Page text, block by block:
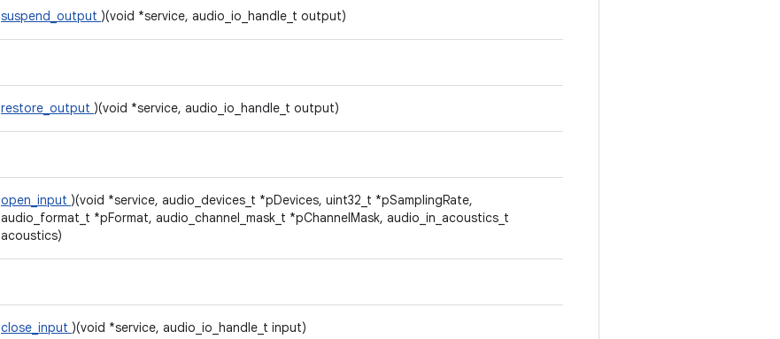
suspend_output )(void *service, audio_io_handle_t output)
restore_output )(void *service, audio_io_handle_t output)
open_input )(void *service, audio_devices_t *pDevices, uint32_t *pSamplingRate,
audio_format_t *pFormat, audio_channel_mask_t *pChannelMask, audio_in_acoustics_t
acoustics)
close_input )(void *service, audio_io_handle_t input)